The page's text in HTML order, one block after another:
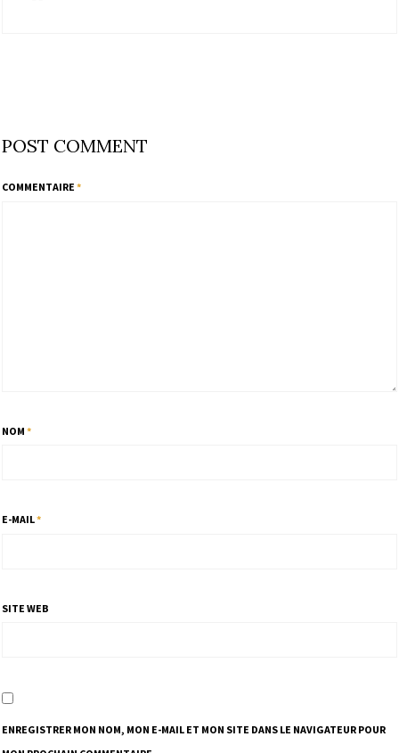
POST COMMENT
COMMENTAIRE *
NOM *
E-MAIL*
SITE WEB
ENREGISTRER MON NOM, MON E-MAIL ET MON SITE DANS LE NAVIGATEUR POUR